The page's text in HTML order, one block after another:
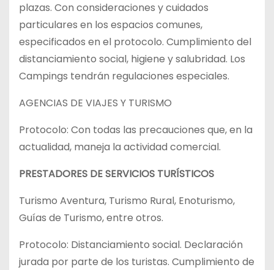
plazas. Con consideraciones y cuidados
particulares en los espacios comunes,
especificados en el protocolo. Cumplimiento del
distanciamiento social, higiene y salubridad. Los
Campings tendrán regulaciones especiales.
AGENCIAS DE VIAJES Y TURISMO
Protocolo: Con todas las precauciones que, en la
actualidad, maneja la actividad comercial.
PRESTADORES DE SERVICIOS TURÍSTICOS
Turismo Aventura, Turismo Rural, Enoturismo,
Guías de Turismo, entre otros.
Protocolo: Distanciamiento social. Declaración
jurada por parte de los turistas. Cumplimiento de